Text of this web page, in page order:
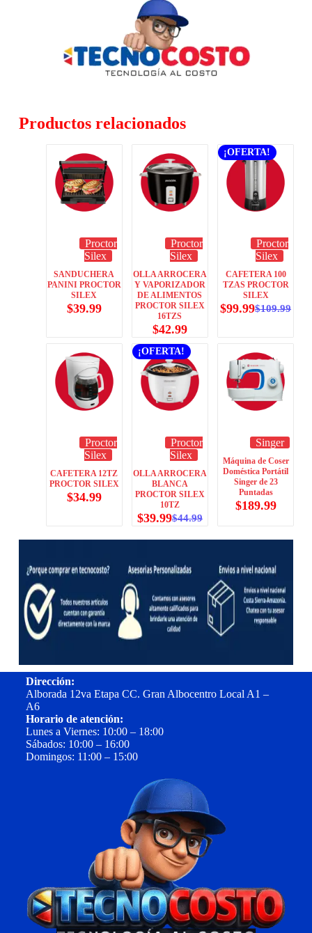
Productos relacionados
Proctor
Silex
SANDUCHERA
PANINI PROCTOR
SILEX
$39.99
Proctor
Silex
OLLA ARROCERA
Y VAPORIZADOR
DE ALIMENTOS
PROCTOR SILEX
16TZS
$42.99
¡OFERTA!
Proctor
Silex
CAFETERA 100
TZAS PROCTOR
SILEX
$109.99
$99.99
Proctor
Silex
CAFETERA 12TZ
PROCTOR SILEX
$34.99
¡OFERTA!
Proctor
Silex
OLLA ARROCERA
BLANCA
PROCTOR SILEX
10TZ
$44.99
$39.99
Singer
Máquina de Coser
Doméstica Portátil
Singer de 23
Puntadas
$189.99
Dirección:
Alborada 12va Etapa CC. Gran Albocentro Local A1 –
A6
Horario de atención:
Lunes a Viernes: 10:00 – 18:00
Sábados: 10:00 – 16:00
Domingos: 11:00 – 15:00